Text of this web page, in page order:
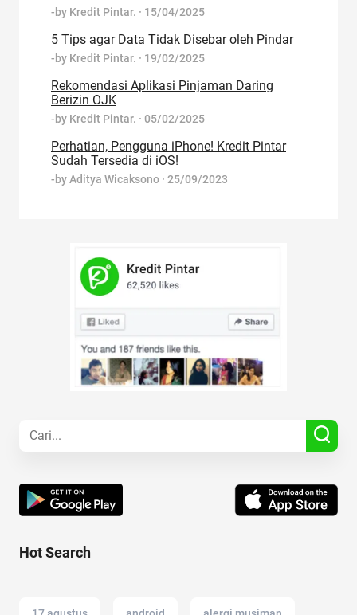
-by Kredit Pintar. · 15/04/2025
5 Tips agar Data Tidak Disebar oleh Pindar
-by Kredit Pintar. · 19/02/2025
Rekomendasi Aplikasi Pinjaman Daring
Berizin OJK
-by Kredit Pintar. · 05/02/2025
Perhatian, Pengguna iPhone! Kredit Pintar
Sudah Tersedia di iOS!
-byAditya Wicaksono · 25/09/2023
Hot Search